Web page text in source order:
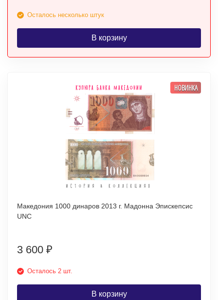
Осталось несколько штук
В корзину
НОВИНКА
Македония 1000 динаров 2013 г. Мадонна Эпискепсис
UNC
3 600 ₽
Осталось 2 шт.
В корзину